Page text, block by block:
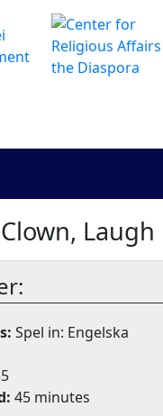
Laugh
Spel in: Engelska
45 minutes